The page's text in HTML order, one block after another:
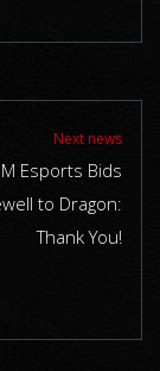
Next news
Esports Bids
to Dragon:
Thank You!